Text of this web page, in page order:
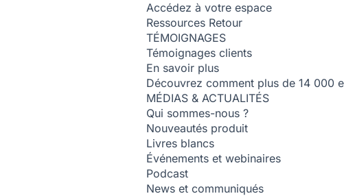
Accédez à votre espace
Ressources Retour
TÉMOIGNAGES
Témoignages clients
En savoir plus
Découvrez comment plus de 14 000
MÉDIAS & ACTUALITÉS
Qui sommes-nous ?
Nouveautés produit
Livres blancs
Événements et webinaires
Podcast
News et communiqués